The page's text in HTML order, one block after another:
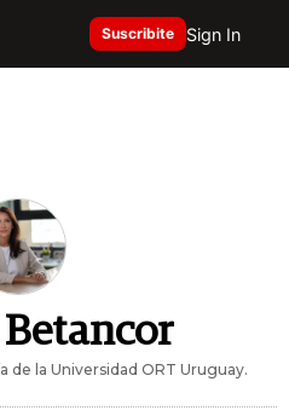
Suscribite Sign In
de la Universidad ORT Uruguay.